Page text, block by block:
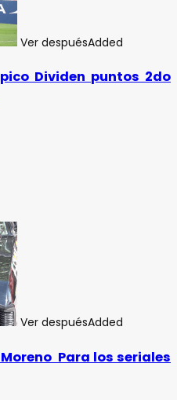
Ver despuésAdded
Dividen puntos 2do
Ver despuésAdded
Para los seriales